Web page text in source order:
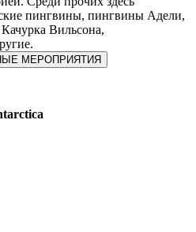
пингвины, пингвины Адели,
Вильсона,
МЕРОПРИЯТИЯ